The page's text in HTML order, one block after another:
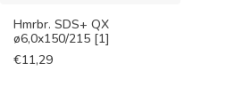
Hmrbr. SDS+ QX
ø6,0x150/215 [1]
€11,29